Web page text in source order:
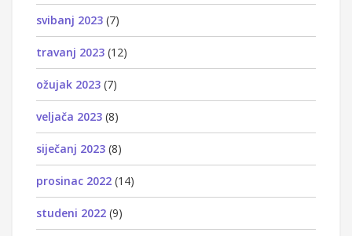
svibanj 2023 (7)
travanj 2023 (12)
ožujak 2023 (7)
veljača 2023 (8)
siječanj 2023 (8)
prosinac 2022 (14)
studeni 2022 (9)